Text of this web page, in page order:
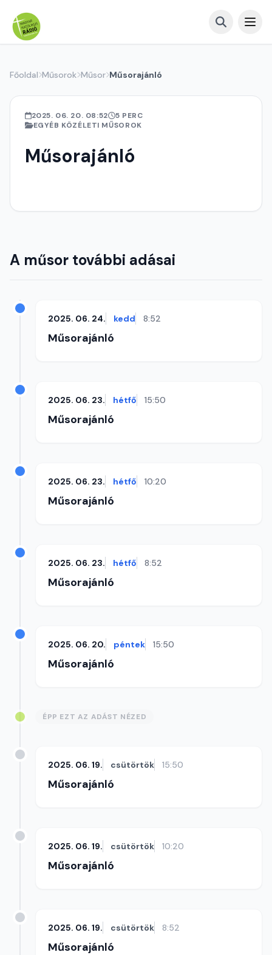
Főoldal Műsorok Műsor Műsorajánló
2025. 06. 20. 08:52
5 PERC
EGYÉB KÖZÉLETI MŰSOROK
Műsorajánló
A műsor további adásai
2025. 06. 24. kedd 8:52
Műsorajánló
2025. 06. 23. hétfő 15:50
Műsorajánló
2025. 06. 23. hétfő 10:20
Műsorajánló
2025. 06. 23. hétfő 8:52
Műsorajánló
2025. 06. 20. péntek 15:50
Műsorajánló
ÉPP EZT AZ ADÁST NÉZED
2025. 06. 19. csütörtök 15:50
Műsorajánló
2025. 06. 19. csütörtök 10:20
Műsorajánló
2025. 06. 19. csütörtök 8:52
Műsorajánló